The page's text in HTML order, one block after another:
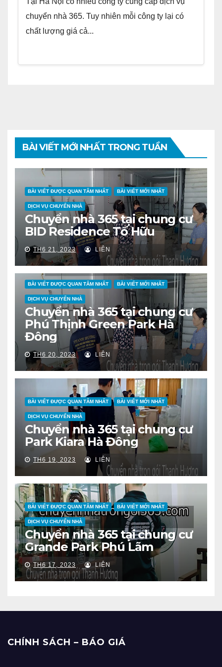
chuyển nhà 365. Tuy nhiên mỗi công ty lại có
chất lượng giá cả...
BÀI VIẾT MỚI NHẤT TRONG TUẦN
BÀI VIẾT ĐƯỢC QUAN TÂM NHẤT BÀI VIẾT MỚI NHẤT
DỊCH VỤ CHUYỂN NHÀ
Chuyển nhà 365 tại chung cư
BID Residence Tố Hữu
TH6 21, 2023 LIÊN
BÀI VIẾT ĐƯỢC QUAN TÂM NHẤT BÀI VIẾT MỚI NHẤT
DỊCH VỤ CHUYỂN NHÀ
Chuyển nhà 365 tại chung cư
Phú Thịnh Green Park Hà
Đông
TH6 20, 2023 LIÊN
BÀI VIẾT ĐƯỢC QUAN TÂM NHẤT BÀI VIẾT MỚI NHẤT
DỊCH VỤ CHUYỂN NHÀ
Chuyển nhà 365 tại chung cư
Park Kiara Hà Đông
TH6 19, 2023 LIÊN
BÀI VIẾT ĐƯỢC QUAN TÂM NHẤT BÀI VIẾT MỚI NHẤT
DỊCH VỤ CHUYỂN NHÀ
Chuyển nhà 365 tại chung cư
Grande Park Phú Lãm
TH6 17, 2023 LIÊN
CHÍNH SÁCH – BÁO GIÁ